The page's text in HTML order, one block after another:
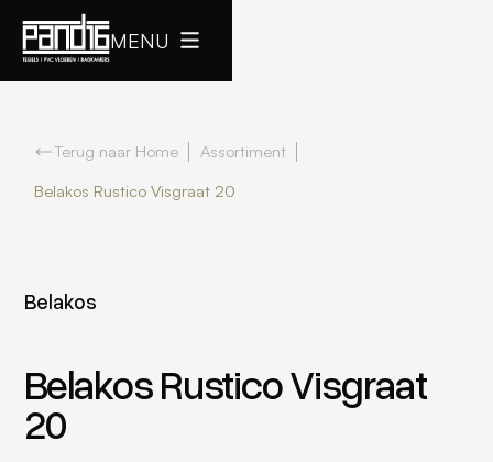
MENU
Terug naar Home
Assortiment
Belakos Rustico Visgraat 20
Belakos
Belakos Rustico Visgraat
20